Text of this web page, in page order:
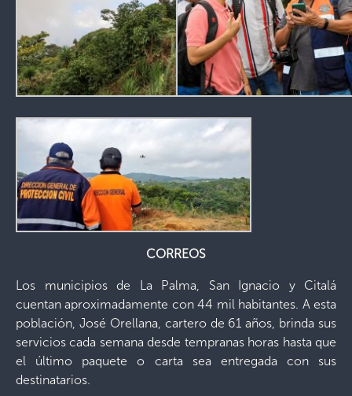
CORREOS
Los municipios de La Palma, San Ignacio y Citalá
cuentan aproximadamente con 44 mil habitantes. A esta
población, José Orellana, cartero de 61 años, brinda sus
servicios cada semana desde tempranas horas hasta que
el último paquete o carta sea entregada con sus
destinatarios.